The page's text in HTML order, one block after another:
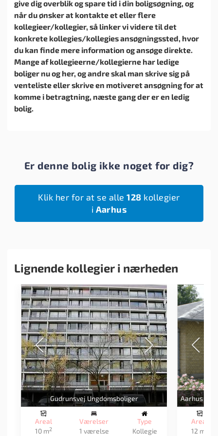
give dig overblik og spare tid i din boligsøgning, og
når du ønsker at kontakte et eller flere
kollegieer/kollegier, så linker vi videre til det
konkrete kollegies/kollegies ansøgningssted, hvor
du kan finde mere information og ansøge direkte.
Mange af kollegieerne/kollegierne har ledige
boliger nu og her, og andre skal man skrive sig på
venteliste eller skrive en motiveret ansøgning for at
komme i betragtning, næste gang der er en ledig
bolig.
Er denne bolig ikke noget for dig?
Klik her for at se alle128 kollegier
i Aarhus
Lignende kollegier i nærheden
Gudrunsvej Ungdomsboliger
Areal
10 m2
Værelser
1 værelse
Type
Kollegie
Areal
12 m